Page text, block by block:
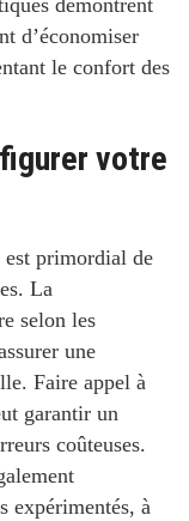
démontrent
d’économiser
le confort des
votre
primordial de
La
selon les
une
Faire appel à
garantir un
coûteuses.
expérimentés, à